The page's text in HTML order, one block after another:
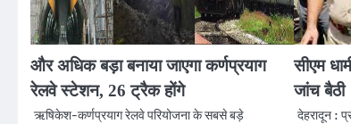
और अधिक बड़ा बनाया जाएगा कर्णप्रयाग
रेलवे स्टेशन, 26 ट्रैक होंगे
ऋषिकेश-कर्णप्रयाग रेलवे परियोजना के सबसे बड़े
सीएम
जांच बैठी
देहरादून :